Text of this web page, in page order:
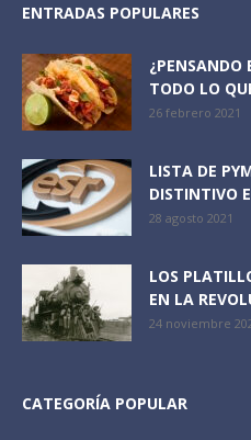
ENTRADAS POPULARES
¿PENSANDO
TODO LO
26 febrero 2021
LISTA DE
DISTINTIVO
28 agosto 2021
LOS
EN LA
24 noviembre
CATEGORÍA POPULAR